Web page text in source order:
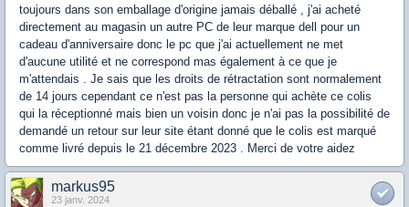
toujours dans son emballage d'origine jamais déballé , j'ai acheté
directement au magasin un autre PC de leur marque dell pour un
cadeau d'anniversaire donc le pc que j'ai actuellement ne met
d'aucune utilité et ne correspond mas également à ce que je
m'attendais . Je sais que les droits de rétractation sont normalement
de 14 jours cependant ce n'est pas la personne qui achète ce colis
qui la réceptionné mais bien un voisin donc je n'ai pas la possibilité de
demandé un retour sur leur site étant donné que le colis est marqué
comme livré depuis le 21 décembre 2023 . Merci de votre aidez
markus95
23 janv. 2024